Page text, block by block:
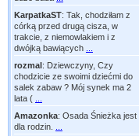
KarpatkaST: Tak, chodziłam z
córką przed drugą cisza, w
trakcie, z niemowlakiem i z
dwójką bawiących
rozmal: Dziewczyny, Czy
chodzicie ze swoimi dziećmi do
salek zabaw ? Mój synek ma 2
lata (
Amazonka: Osada Śnieżka jest
dla rodzin.